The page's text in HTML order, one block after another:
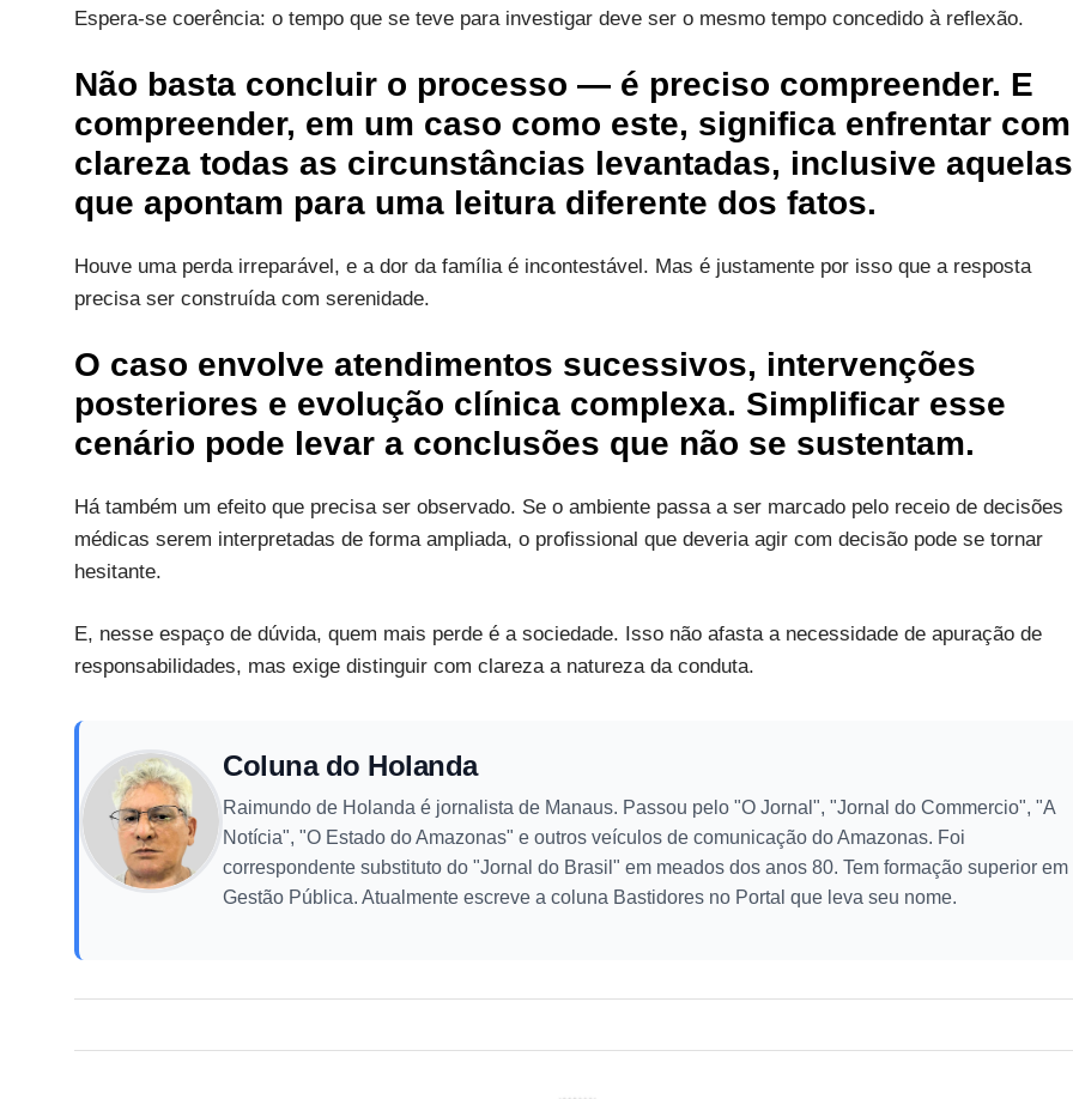
Espera-se coerência: o tempo que se teve para investigar deve ser o mesmo tempo concedido à reflexão.
Não basta concluir o processo — é preciso compreender. E
compreender, em um caso como este, significa enfrentar com
clareza todas as circunstâncias levantadas, inclusive aquelas
que apontam para uma leitura diferente dos fatos.
Houve uma perda irreparável, e a dor da família é incontestável. Mas é justamente por isso que a resposta
precisa ser construída com serenidade.
O caso envolve atendimentos sucessivos, intervenções
posteriores e evolução clínica complexa. Simplificar esse
cenário pode levar a conclusões que não se sustentam.
Há também um efeito que precisa ser observado. Se o ambiente passa a ser marcado pelo receio de decisões
médicas serem interpretadas de forma ampliada, o profissional que deveria agir com decisão pode se tornar
hesitante.
E, nesse espaço de dúvida, quem mais perde é a sociedade. Isso não afasta a necessidade de apuração de
responsabilidades, mas exige distinguir com clareza a natureza da conduta.
Coluna do Holanda
Raimundo de Holanda é jornalista de Manaus. Passou pelo "O Jornal", "Jornal do Commercio", "A
Notícia", "O Estado do Amazonas" e outros veículos de comunicação do Amazonas. Foi
correspondente substituto do "Jornal do Brasil" em meados dos anos 80. Tem formação superior em
Gestão Pública. Atualmente escreve a coluna Bastidores no Portal que leva seu nome.